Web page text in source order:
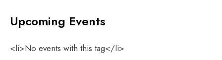
Upcoming Events
<li>No events with this tag</li>